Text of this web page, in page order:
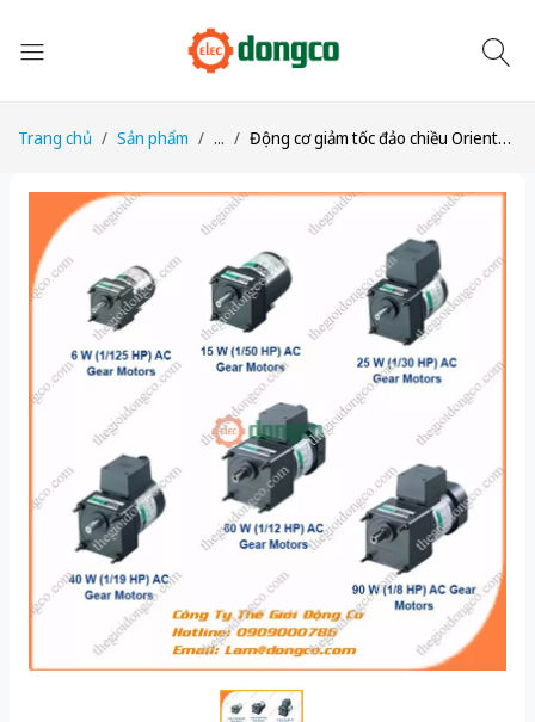
Trang chủ Sản phẩm ... Động cơ giảm tốc đảo chiều Oriental Motor 5RK90GE-CW2L2 + 5GE5KF công suất 60W tỉ số truyền 1/5 Một pha 220/230 VAC